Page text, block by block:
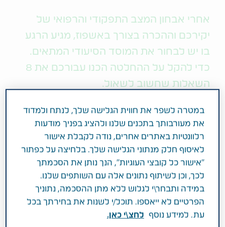
אחרי אבחון המצב התפקודי והרפואי של
יקירכם וההכרה בצורך באשפוז, מגיע הרגע
בו יש לבחור את המוסד הסיעודי המתאים.
כדי להקל על ההחלטה הכנו עבורכם את 8
השאלות שחשוב לשאול.
קשיש שזקוק לאשפוז בבית חולים סיעודי הוא מי שאובחן
כסיעודי מורכב, מתקשה בביצוע פעולות בסיסיות כמו:
לבוש, מקלחת ואכילה, זקוק לעזרה בניידות, סובל
ממחלה כרונית או בעיה רפואית הדורשת טיפול רפואי
לאורך זמן. אם יקירכם בו אתם מטפלים אובחן כסיעודי
מורכב הטיפול הביתי לא יכול לתת את המענה המלא
לטיפול הרפואי לו הוא זקוק ואשפוז בבית חולים סיעודי
הוא הפתרון המיטבי. הבחירה בבית החולים הסיעודי
ועצם ההכרה במצב החדש אינן תהליך קל, אך ניתן
במטרה לשפר את חווית הגלישה שלך, לנתח ולמדוד
את מעורבותך בתכנים שלנו ולהציג בפניך מודעות
רלוונטיות באתרים אחרים, נודה לקבלת אישור
לאיסוף חלק מנתוני הגלישה שלך. בלחיצה על כפתור
"אישור כל קובצי העוגיות", הנך נותן את הסכמתך
לכך, וכן לשיתוף נתונים אלה עם השותפים שלנו.
במידה ותבחר\י לגלוש ללא מתן ההסכמה, נתוניך
הפרטיים לא ייאספו. תוכל/י לשנות את בחירתך בכל
עת. למידע נוסף
לחצ\י כאן.